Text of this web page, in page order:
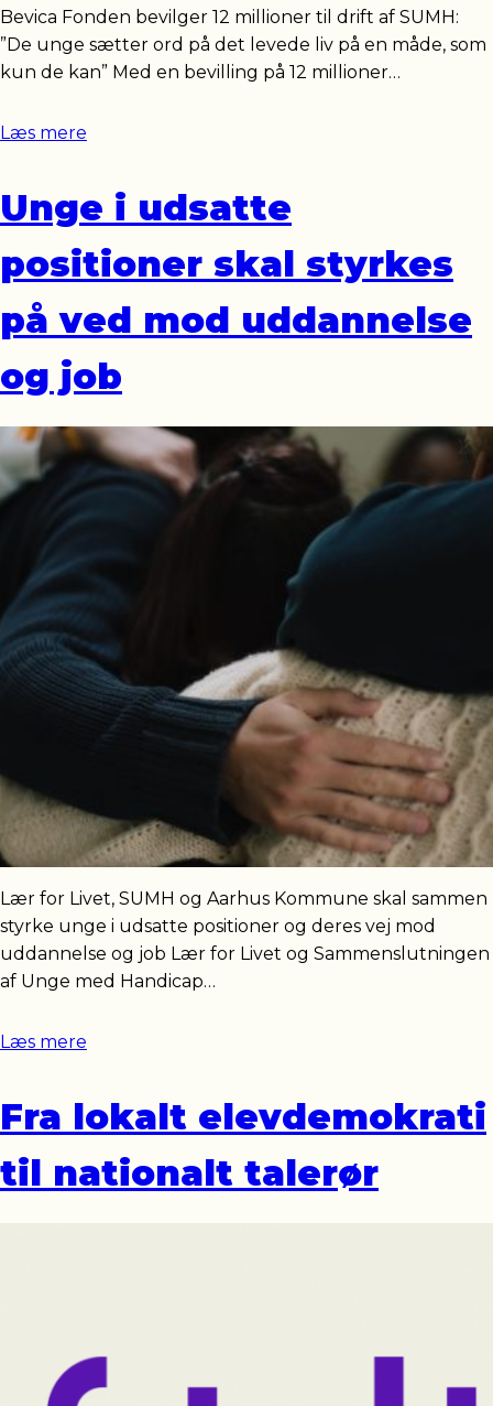
Bevica Fonden bevilger 12 millioner til drift af SUMH:
”De unge sætter ord på det levede liv på en måde, som
kun de kan” Med en bevilling på 12 millioner…
Læs mere
Unge i udsatte
positioner skal styrkes
på ved mod uddannelse
og job
Lær for Livet, SUMH og Aarhus Kommune skal sammen
styrke unge i udsatte positioner og deres vej mod
uddannelse og job Lær for Livet og Sammenslutningen
af Unge med Handicap…
Læs mere
Fra lokalt elevdemokrati
til nationalt talerør